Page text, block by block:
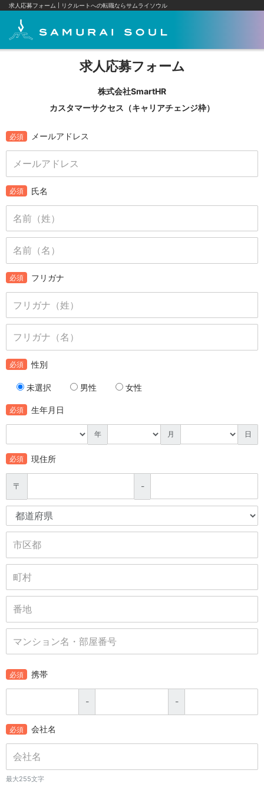
求人応募フォーム リクルートへの転職ならサムライソウル
求人応募フォーム
株式会社SmartHR
カスタマーサクセス（キャリアチェンジ枠）
必須 メールアドレス
必須 氏名
必須 フリガナ
必須 性別
未選択 男性 女性
必須 生年月日
年 月 日
必須 現住所
〒 -
必須 携帯
- -
必須 会社名
最大255文字